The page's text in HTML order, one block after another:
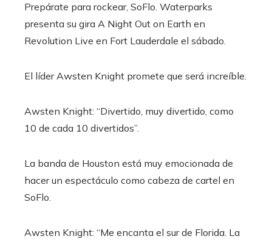
Prepárate para rockear, SoFlo. Waterparks
presenta su gira A Night Out on Earth en
Revolution Live en Fort Lauderdale el sábado.
El líder Awsten Knight promete que será increíble.
Awsten Knight: “Divertido, muy divertido, como
10 de cada 10 divertidos”.
La banda de Houston está muy emocionada de
hacer un espectáculo como cabeza de cartel en
SoFlo.
Awsten Knight: “Me encanta el sur de Florida. La